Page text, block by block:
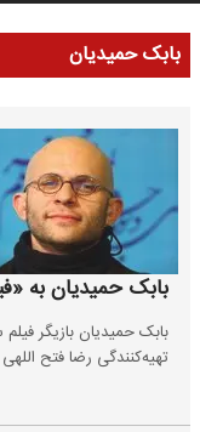
بابک حمیدیان
بابک حمیدیان به
بابک حمیدیان بازیگر
تهیه‌کنندگی رضا فتح‌